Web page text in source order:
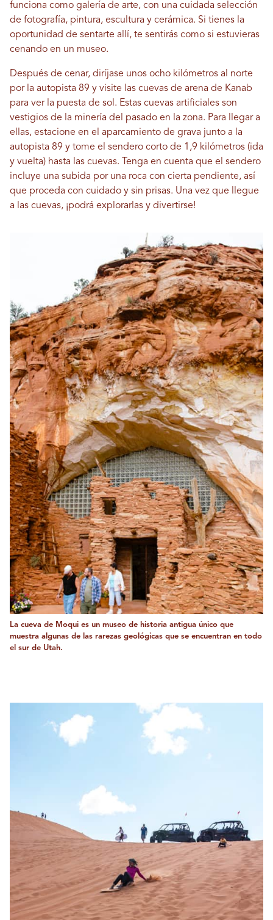
funciona como galería de arte, con una cuidada selección
de fotografía, pintura, escultura y cerámica. Si tienes la
oportunidad de sentarte allí, te sentirás como si estuvieras
cenando en un museo.
Después de cenar, diríjase unos ocho kilómetros al norte
por la autopista 89 y visite las cuevas de arena de Kanab
para ver la puesta de sol. Estas cuevas artificiales son
vestigios de la minería del pasado en la zona. Para llegar a
ellas, estacione en el aparcamiento de grava junto a la
autopista 89 y tome el sendero corto de 1,9 kilómetros (ida
y vuelta) hasta las cuevas. Tenga en cuenta que el sendero
incluye una subida por una roca con cierta pendiente, así
que proceda con cuidado y sin prisas. Una vez que llegue
a las cuevas, ¡podrá explorarlas y divertirse!
La cueva de Moqui es un museo de historia antigua único que
muestra algunas de las rarezas geológicas que se encuentran en todo
el sur de Utah.